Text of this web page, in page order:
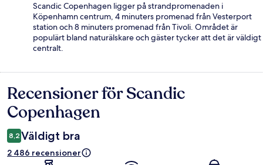
Scandic Copenhagen ligger på strandpromenaden i
Köpenhamn centrum, 4 minuters promenad från Vesterport
station och 8 minuters promenad från Tivoli. Området är
populärt bland naturälskare och gäster tycker att det är väldigt
centralt.
Recensioner
Recensioner för Scandic
Copenhagen
8,2 Väldigt bra
2 486 recensioner